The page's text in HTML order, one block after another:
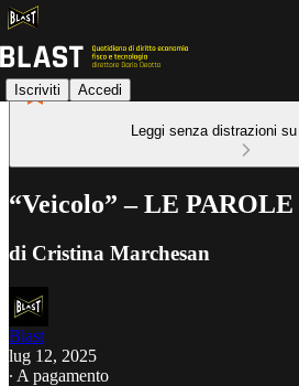
Iscriviti Accedi
Leggi senza distrazioni
“Veicolo” – LE
di Cristina Marchesan
Blast
lug 12, 2025
∙ A pagamento